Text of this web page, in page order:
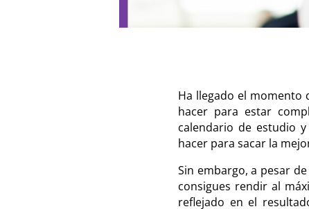
Ha llegado el momento
hacer para estar
calendario de estudio
hacer para sacar la
Sin embargo, a pesar
consigues rendir al
reflejado en el